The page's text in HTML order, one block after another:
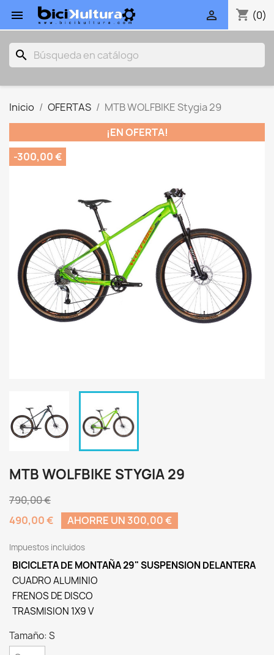
 shopping_cart (0)

search
Inicio OFERTAS
MTB WOLFBIKE Stygia 29
¡EN OFERTA!
-300,00 €
MTB WOLFBIKE STYGIA 29
790,00 €
490,00 €
AHORRE UN 300,00 €
Impuestos incluidos
BICICLETA DE MONTAÑA 29" SUSPENSION DELANTERA
CUADRO ALUMINIO
FRENOS DE DISCO
TRASMISION 1X9 V
Tamaño: S